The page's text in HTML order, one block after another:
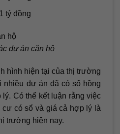
tỷ đồng
dự án căn hộ
hình hiện tại của thị trường
nhiều dự án đã có sổ hồng
Có thể kết luận rằng việc
cư có sổ và giá cả hợp lý là
trường hiện nay.